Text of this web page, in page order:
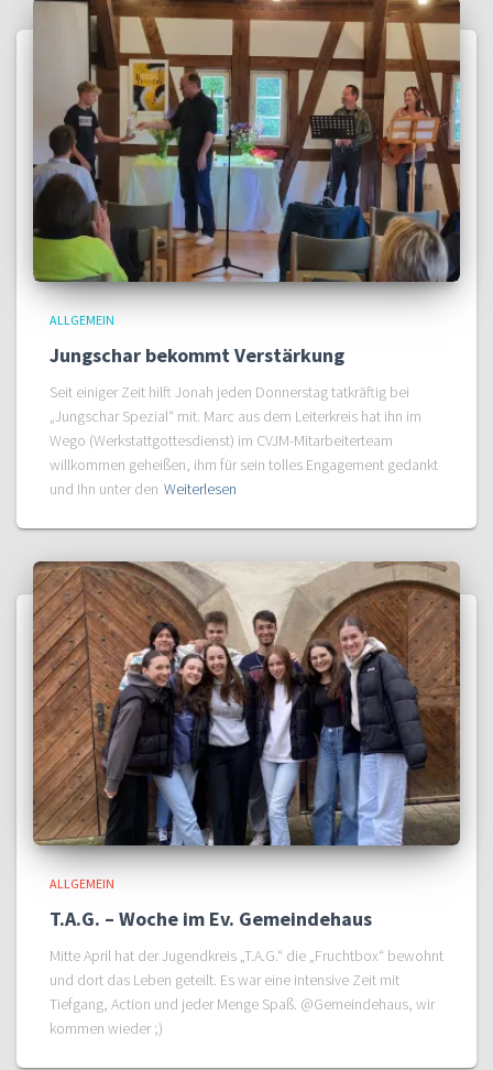
ALLGEMEIN
Jungschar bekommt Verstärkung
Seit einiger Zeit hilft Jonah jeden Donnerstag tatkräftig bei
„Jungschar Spezial“ mit. Marc aus dem Leiterkreis hat ihn im
Wego (Werkstattgottesdienst) im CVJM-Mitarbeiterteam
willkommen geheißen, ihm für sein tolles Engagement gedankt
und Ihn unter den Weiterlesen
ALLGEMEIN
T.A.G. – Woche im Ev. Gemeindehaus
Mitte April hat der Jugendkreis „T.A.G.“ die „Fruchtbox“ bewohnt
und dort das Leben geteilt. Es war eine intensive Zeit mit
Tiefgang, Action und jeder Menge Spaß. @Gemeindehaus, wir
kommen wieder ;)